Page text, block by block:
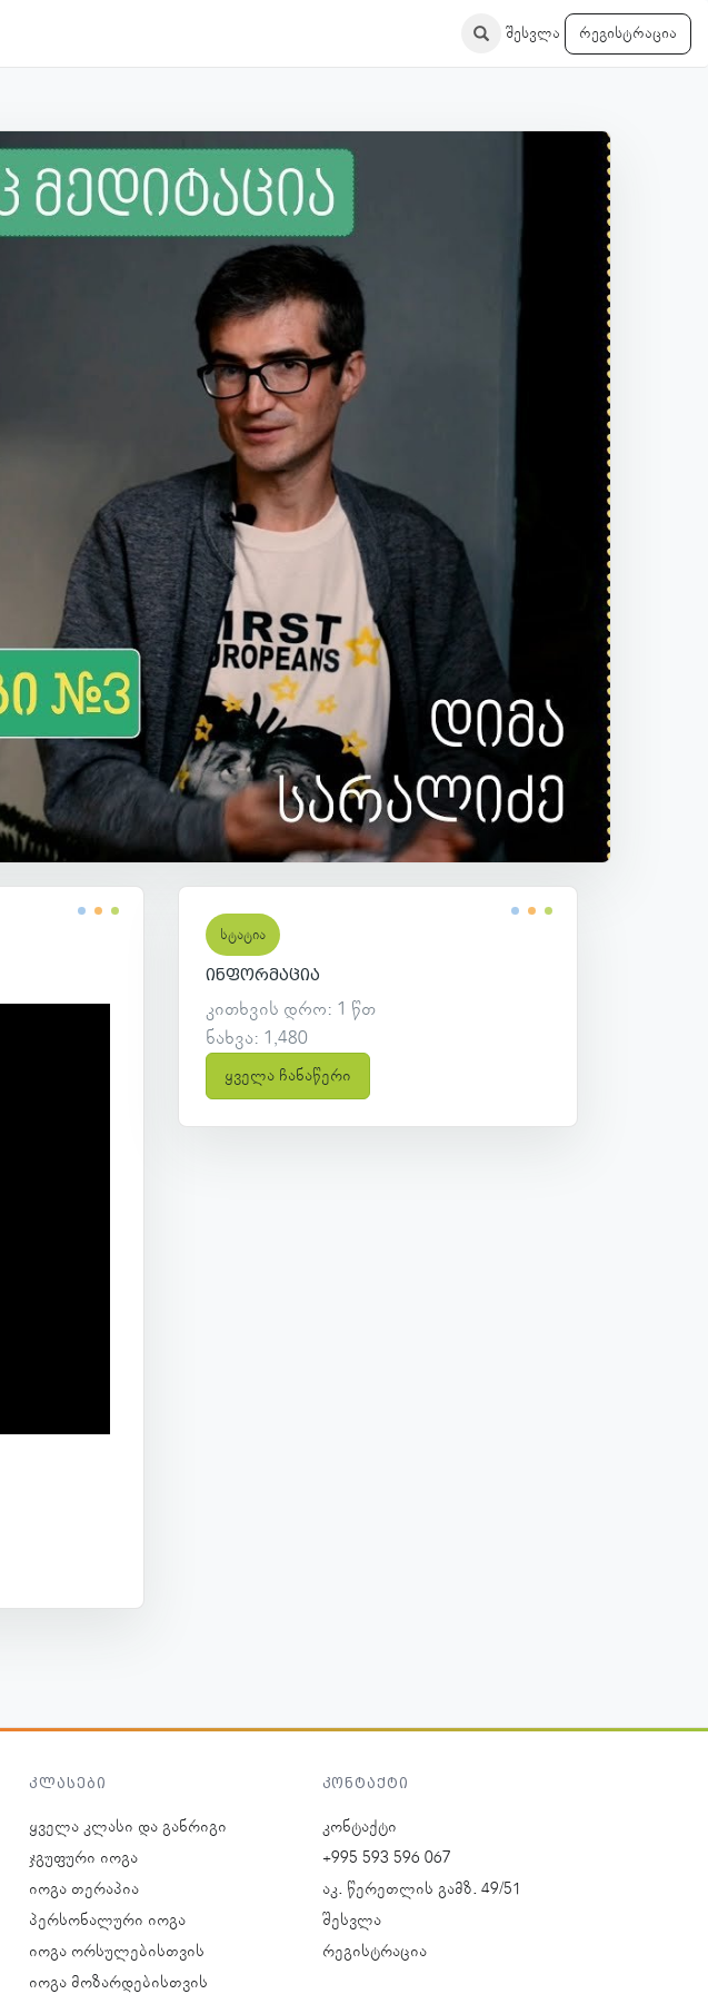
შესვლა რეგისტრაცია
სტატია
ინფორმაცია
კითხვის დრო: 1 წთ
ნახვა: 1,480
ყველა ჩანაწერი
კლასები
ყველა კლასი და განრიგი
ჯგუფური იოგა
იოგა თერაპია
პერსონალური იოგა
იოგა ორსულებისთვის
იოგა მოზარდებისთვის
კონტაქტი
კონტაქტი
+995 593 596 067
აკ. წერეთლის გამზ. 49/51
შესვლა
რეგისტრაცია